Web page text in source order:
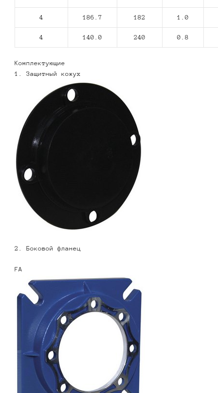
4 186.7 182 1.0
4 140.0 240 0.8
Комплектующие
1. Защитный кожух
2. Боковой фланец
FA